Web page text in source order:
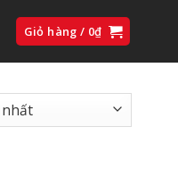
Giỏ hàng / 0₫